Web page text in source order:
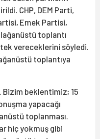
CHP, DEM Parti,
Emek Partisi,
toplantı
vereceklerini söyledi.
toplantıya
Bizim beklentimiz; 15
yapacağı
toplanması.
hiç yokmuş gibi